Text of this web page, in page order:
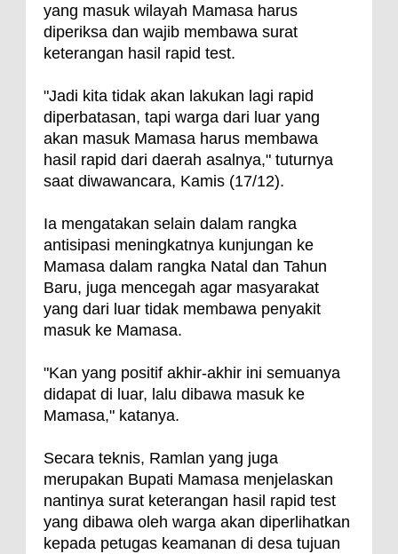
yang masuk wilayah Mamasa harus
diperiksa dan wajib membawa surat
keterangan hasil rapid test.
"Jadi kita tidak akan lakukan lagi rapid
diperbatasan, tapi warga dari luar yang
akan masuk Mamasa harus membawa
hasil rapid dari daerah asalnya," tuturnya
saat diwawancara, Kamis (17/12).
Ia mengatakan selain dalam rangka
antisipasi meningkatnya kunjungan ke
Mamasa dalam rangka Natal dan Tahun
Baru, juga mencegah agar masyarakat
yang dari luar tidak membawa penyakit
masuk ke Mamasa.
"Kan yang positif akhir-akhir ini semuanya
didapat di luar, lalu dibawa masuk ke
Mamasa," katanya.
Secara teknis, Ramlan yang juga
merupakan Bupati Mamasa menjelaskan
nantinya surat keterangan hasil rapid test
yang dibawa oleh warga akan diperlihatkan
kepada petugas keamanan di desa tujuan